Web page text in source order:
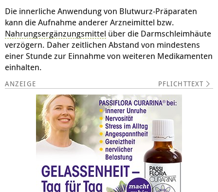
Die innerliche Anwendung von Blutwurz-Präparaten
kann die Aufnahme anderer Arzneimittel bzw.
Nahrungsergänzungsmittel über die Darmschleimhäute
verzögern. Daher zeitlichen Abstand von mindestens
einer Stunde zur Einnahme von weiteren Medikamenten
einhalten.
PFLICHTTEXT